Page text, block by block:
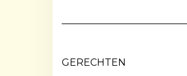
GERECHTEN